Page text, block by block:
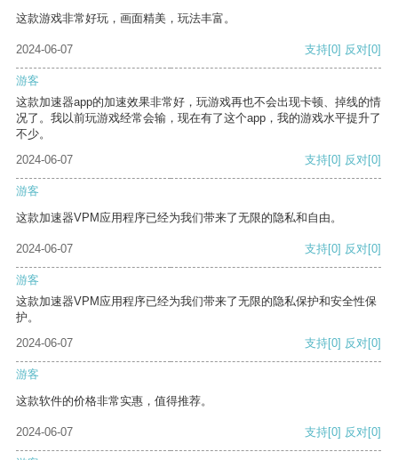
这款游戏非常好玩，画面精美，玩法丰富。
2024-06-07 支持[0] 反对[0]
游客
这款加速器app的加速效果非常好，玩游戏再也不会出现卡顿、掉线的情
况了。我以前玩游戏经常会输，现在有了这个app，我的游戏水平提升了
不少。
2024-06-07
支持[0] 反对[0]
游客
这款加速器VPM应用程序已经为我们带来了无限的隐私和自由。
2024-06-07 支持[0] 反对[0]
游客
这款加速器VPM应用程序已经为我们带来了无限的隐私保护和安全性保
护。
2024-06-07
支持[0] 反对[0]
游客
这款软件的价格非常实惠，值得推荐。
2024-06-07 支持[0] 反对[0]